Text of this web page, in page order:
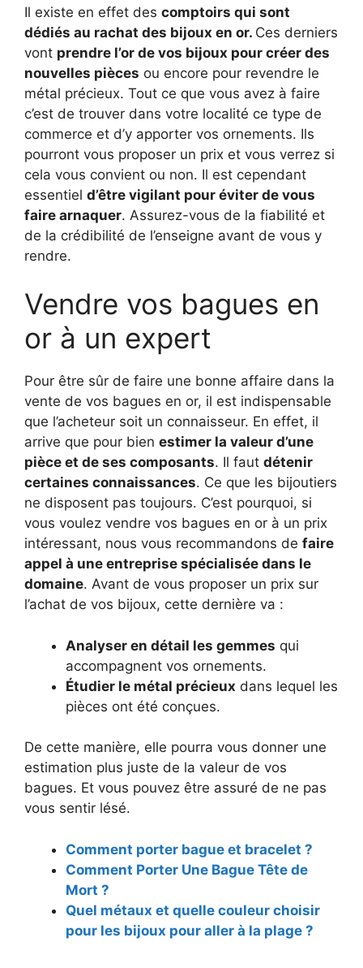
Il existe en effet des comptoirs qui sont
dédiés au rachat des bijoux en or. Ces derniers
vont prendre l’or de vos bijoux pour créer des
nouvelles pièces ou encore pour revendre le
métal précieux. Tout ce que vous avez à faire
c’est de trouver dans votre localité ce type de
commerce et d’y apporter vos ornements. Ils
pourront vous proposer un prix et vous verrez si
cela vous convient ou non. Il est cependant
essentiel d’être vigilant pour éviter de vous
faire arnaquer. Assurez-vous de la fiabilité et
de la crédibilité de l’enseigne avant de vous y
rendre.
Vendre vos bagues en
or à un expert
Pour être sûr de faire une bonne affaire dans la
vente de vos bagues en or, il est indispensable
que l’acheteur soit un connaisseur. En effet, il
arrive que pour bien estimer la valeur d’une
pièce et de ses composants. Il faut détenir
certaines connaissances. Ce que les bijoutiers
ne disposent pas toujours. C’est pourquoi, si
vous voulez vendre vos bagues en or à un prix
intéressant, nous vous recommandons de faire
appel à une entreprise spécialisée dans le
domaine. Avant de vous proposer un prix sur
l’achat de vos bijoux, cette dernière va :
Analyser en détail les gemmes qui
accompagnent vos ornements.
Étudier le métal précieux dans lequel les
pièces ont été conçues.
De cette manière, elle pourra vous donner une
estimation plus juste de la valeur de vos
bagues. Et vous pouvez être assuré de ne pas
vous sentir lésé.
Comment porter bague et bracelet ?
Comment Porter Une Bague Tête de
Mort ?
Quel métaux et quelle couleur choisir
pour les bijoux pour aller à la plage ?